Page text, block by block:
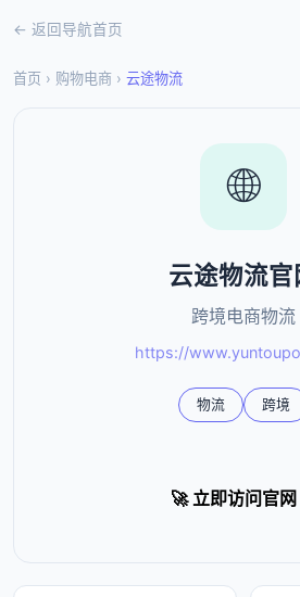
← 返回导航首页
首页 › 购物电商 › 云途物流
🌐
云途物流官
跨境电商物流
https://
物流 跨境
🚀 立即访问官